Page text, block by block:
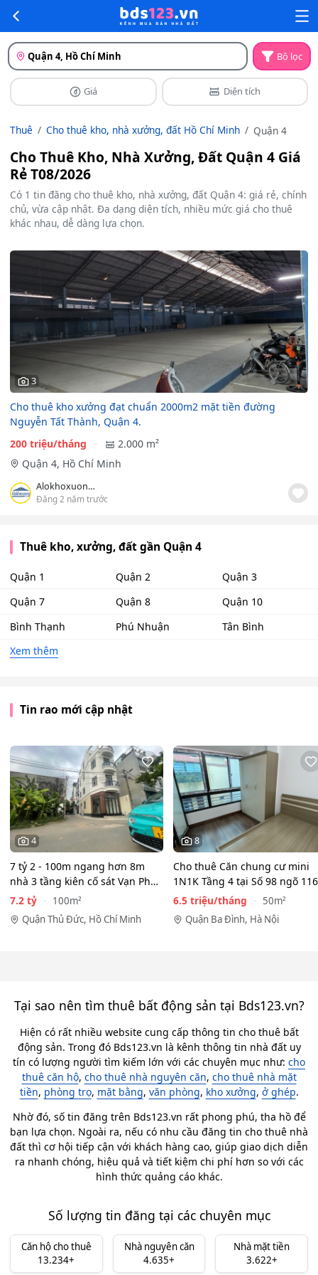
Quận 4, Hồ Chí Minh Bộ lọc
Giá Diện tích
Thuê Cho thuê kho, nhà xưởng, đất Hồ Chí Minh Quận 4
Cho Thuê Kho, Nhà Xưởng, Đất Quận 4 Giá
Rẻ T08/2026
Có 1 tin đăng cho thuê kho, nhà xưởng, đất Quận 4: giá rẻ, chính
chủ, vừa cập nhật. Đa dạng diện tích, nhiều mức giá cho thuê
khác nhau, dễ dàng lựa chọn.
3
Cho thuê kho xưởng đạt chuẩn 2000m2 mặt tiền đường
Nguyễn Tất Thành, Quận 4.
200 triệu/tháng
2.000 m²
Quận 4, Hồ Chí Minh
Alokhoxuong.com
Đăng 2 năm trước
Thuê kho, xưởng, đất gần Quận 4
Quận 1 Quận 2
Quận 3
Quận 7
Quận 8
Quận 10
Bình Thạnh
Phú Nhuận
Tân Bình
Xem thêm
Tin rao mới cập nhật
4
7 tỷ 2 - 100m ngang hơn 8m
nhà 3 tầng kiên cố sát Vạn Phúc
City - HẺM XE HƠI…
7.2 tỷ
100m²
Quận Thủ Đức, Hồ Chí Minh
8
Cho thuê Căn chung cư mini
1N1K Tầng 4 tại Số 98 ngõ 116
Phan Kế Bính, Ba Đình.…
6.5 triệu/tháng
50m²
Quận Ba Đình, Hà Nội
Tại sao nên tìm thuê bất động sản tại Bds123.vn?
Hiện có rất nhiều website cung cấp thông tin cho thuê bất
động sản. Trong đó Bds123.vn là kênh thông tin nhà đất uy
tín có lượng người tìm kiếm lớn với các chuyên mục như: cho
thuê căn hộ, cho thuê nhà nguyên căn, cho thuê nhà mặt
tiền, phòng trọ, mặt bằng, văn phòng, kho xưởng, ở ghép.
Nhờ đó, số tin đăng trên Bds123.vn rất phong phú, tha hồ để
bạn lựa chọn. Ngoài ra, nếu có nhu cầu đăng tin cho thuê nhà
đất thì cơ hội tiếp cận với khách hàng cao, giúp giao dịch diễn
ra nhanh chóng, hiệu quả và tiết kiệm chi phí hơn so với các
hình thức quảng cáo khác.
Số lượng tin đăng tại các chuyên mục
Căn hộ cho thuê
13.234+
Nhà nguyên căn
4.635+
Nhà mặt tiền
3.622+